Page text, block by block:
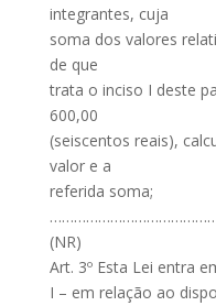
integrantes, cuja
soma dos valores
de que
trata o inciso I deste
600,00
(seiscentos reais),
valor e a
referida soma;
(NR)
Art. 3º Esta Lei entra
I – em relação ao